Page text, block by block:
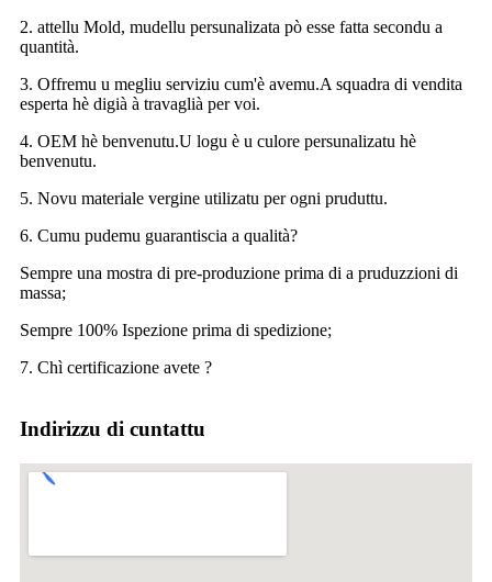
2. attellu Mold, mudellu persunalizata pò esse fatta secondu a
quantità.
3. Offremu u megliu serviziu cum'è avemu.A squadra di vendita
esperta hè digià à travaglià per voi.
4. OEM hè benvenutu.U logu è u culore persunalizatu hè
benvenutu.
5. Novu materiale vergine utilizatu per ogni pruduttu.
6. Cumu pudemu guarantiscia a qualità?
Sempre una mostra di pre-produzione prima di a pruduzzioni di
massa;
Sempre 100% Ispezione prima di spedizione;
7. Chì certificazione avete ?
Indirizzu di cuntattu